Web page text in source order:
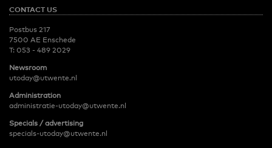
CONTACT US
Postbus 217
7500 AE Enschede
T: 053 - 489 2029
Newsroom
utoday@utwente.nl
Administration
administratie-utoday@utwente.nl
Specials / advertising
specials-utoday@utwente.nl